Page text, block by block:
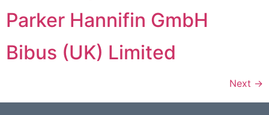
Parker Hannifin GmbH
Bibus (UK) Limited
Next →